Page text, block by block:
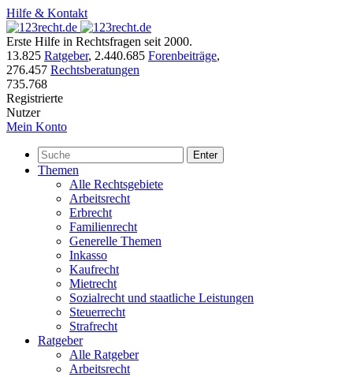
Hilfe & Kontakt
Erste Hilfe in Rechtsfragen seit 2000.
13.825 Ratgeber, 2.440.685 Forenbeiträge,
276.457 Rechtsberatungen
735.768
Registrierte
Nutzer
Mein Konto
Enter
Themen
Alle Rechtsgebiete
Arbeitsrecht
Erbrecht
Familienrecht
Generelle Themen
Inkasso
Kaufrecht
Mietrecht
Sozialrecht und staatliche Leistungen
Steuerrecht
Strafrecht
Ratgeber
Alle Ratgeber
Arbeitsrecht